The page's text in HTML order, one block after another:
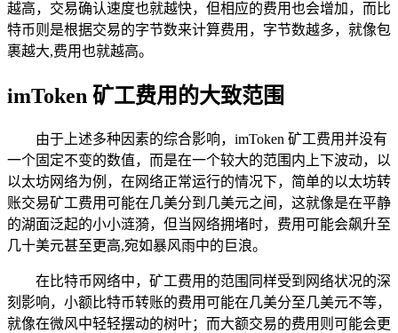
越高，交易确认速度也就越快，但相应的费用也会增加，而比
特币则是根据交易的字节数来计算费用，字节数越多，就像包
裹越大,费用也就越高。
imToken 矿工费用的大致范围
由于上述多种因素的综合影响，imToken 矿工费用并没有
一个固定不变的数值，而是在一个较大的范围内上下波动，以
以太坊网络为例，在网络正常运行的情况下，简单的以太坊转
账交易矿工费用可能在几美分到几美元之间，这就像是在平静
的湖面泛起的小小涟漪，但当网络拥堵时，费用可能会飙升至
几十美元甚至更高,宛如暴风雨中的巨浪。
在比特币网络中，矿工费用的范围同样受到网络状况的深
刻影响，小额比特币转账的费用可能在几美分至几美元不等，
就像在微风中轻轻摆动的树叶；而大额交易的费用则可能会更